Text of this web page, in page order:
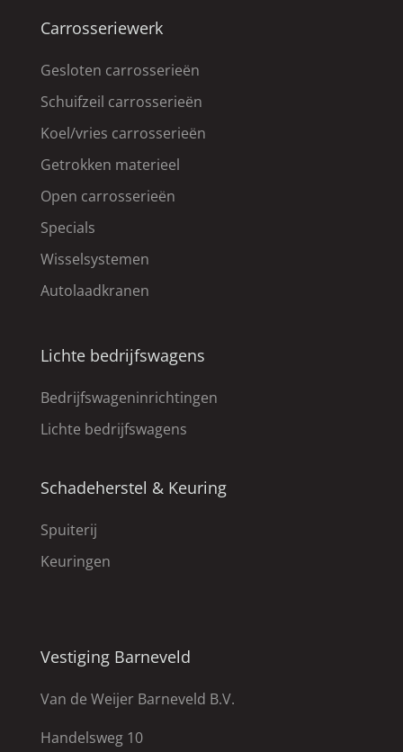
Carrosseriewerk
Gesloten carrosserieën
Schuifzeil carrosserieën
Koel/vries carrosserieën
Getrokken materieel
Open carrosserieën
Specials
Wisselsystemen
Autolaadkranen
Lichte bedrijfswagens
Bedrijfswageninrichtingen
Lichte bedrijfswagens
Schadeherstel & Keuring
Spuiterij
Keuringen
Vestiging Barneveld
Van de Weijer Barneveld B.V.
Handelsweg 10